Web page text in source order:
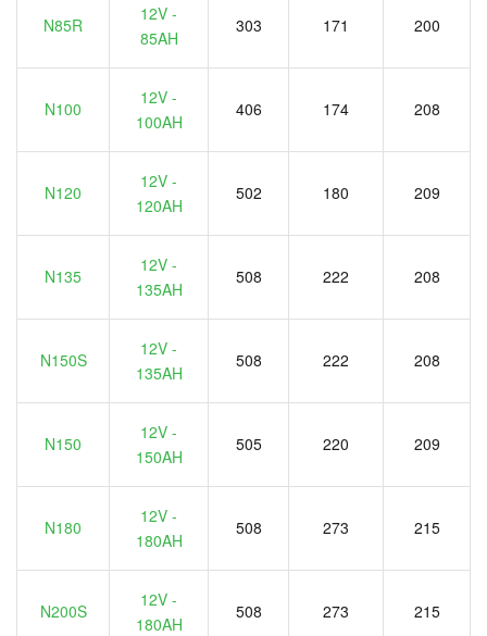
N85R
12V -
85AH
303 171 200
N100
12V -
100AH
406 174 208
N120
12V -
120AH
502 180 209
N135
12V -
135AH
508 222 208
N150S
12V -
135AH
508 222 208
N150
12V -
150AH
505 220 209
N180
12V -
180AH
508 273 215
N200S
12V -
180AH
508 273 215